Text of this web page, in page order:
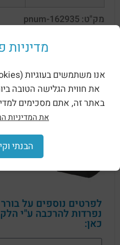
מדיניות
את חווית הגלישה הטובה
באתר זה, אתם מסכימים
את המדיניות
הבנתי
מק"ט: pnum-162935
לפרטים נוספים על
נפרדות להרכבה ע"י
כאן: